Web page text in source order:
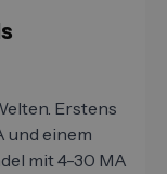
Erstens
und einem
mit 4-30 MA